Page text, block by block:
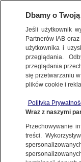
TRÓJMIASTO
pijany.
26.08.2025, 12:10
Posłuchaj
Dbamy o
Jeśli użytkownik
Partnerów IAB
użytkownika i
przeglądania.
przeglądania
się przetwarzaniu
plików cookie i
Polityka
Wraz z naszymi
Przechowywanie
treści.